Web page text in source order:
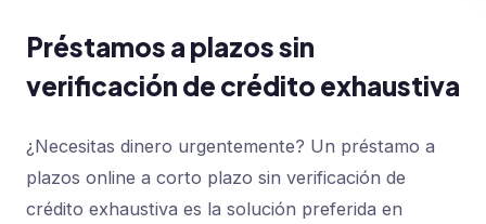
Préstamos a plazos sin
verificación de crédito exhaustiva
¿Necesitas dinero urgentemente? Un préstamo a
plazos online a corto plazo sin verificación de
crédito exhaustiva es la solución preferida en